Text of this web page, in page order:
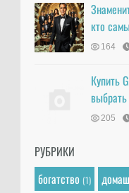
кто
164
Купить
205
РУБРИКИ
богатство (1)